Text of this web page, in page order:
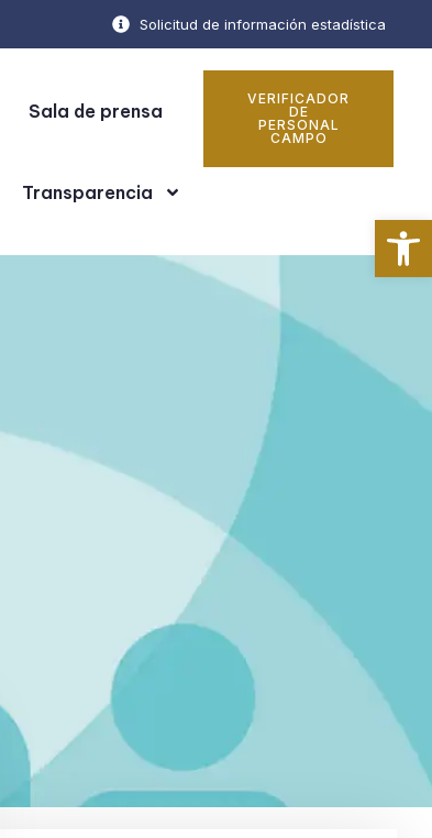
Solicitud de información estadística
Sala de prensa
Transparencia
VERIFICADOR
DE
PERSONAL
CAMPO